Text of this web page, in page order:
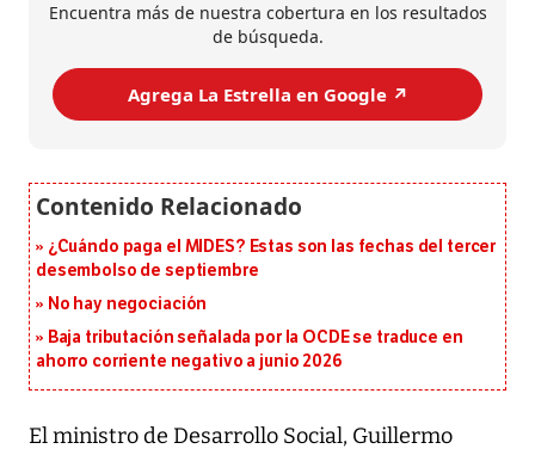
Encuentra más de nuestra cobertura en los resultados
de búsqueda.
Agrega La Estrella en Google ↗️
¿Cuándo paga el MIDES? Estas son las fechas del tercer
desembolso de septiembre
No hay negociación
Baja tributación señalada por la OCDE se traduce en
ahorro corriente negativo a junio 2026
El ministro de Desarrollo Social, Guillermo